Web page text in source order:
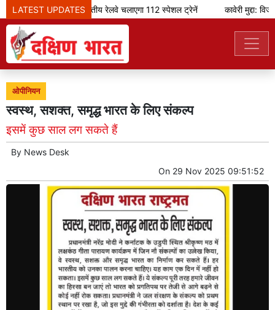
LATEST UPDATES
ओणम के मौके पर भारतीय रेलवे चलाएगा 112 स्पेशल ट्रेनें कावेरी मुद्दा:
ओपीनियन
स्वस्थ, सशक्त, समृद्ध भारत के लिए संकल्प
इसमें कुछ साल लग सकते हैं
By News Desk
On 29 Nov 2025 09:51:52